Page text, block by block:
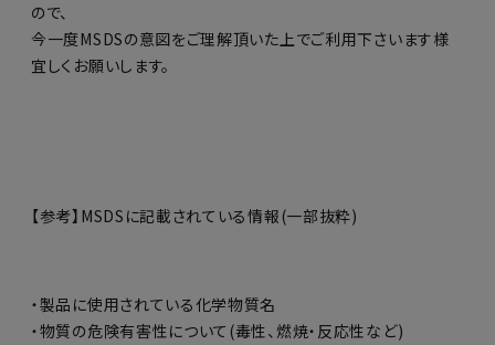
ので、
今一度MSDSの意図をご理解頂いた上でご利用下さいます様
宜しくお願いします。
【参考】MSDSに記載されている情報(一部抜粋)
・製品に使用されている化学物質名
・物質の危険有害性について(毒性、燃焼・反応性など)